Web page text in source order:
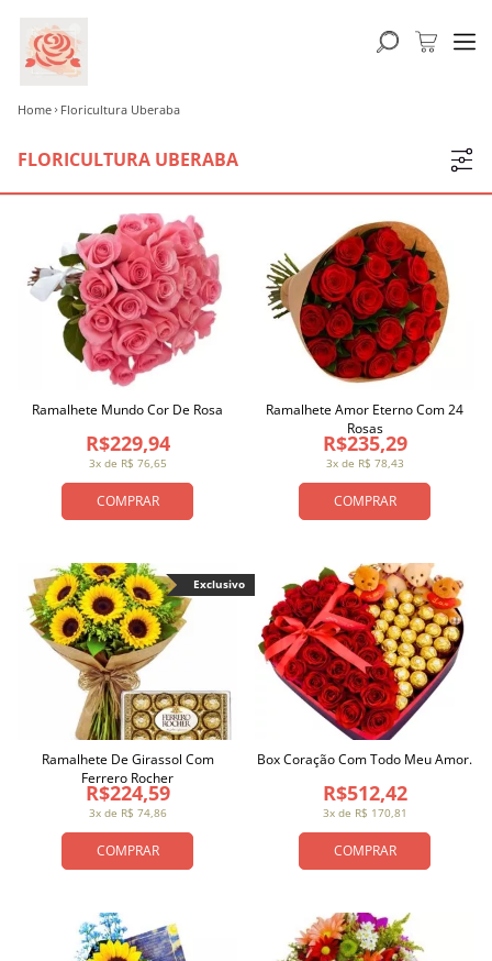
Home Floricultura Uberaba
FLORICULTURA UBERABA
COMPRAR
3x de R$ 76,65
R$229,94
Ramalhete Mundo Cor De Rosa
COMPRAR
3x de R$ 78,43
R$235,29
Ramalhete Amor Eterno Com 24
Rosas
COMPRAR
3x de R$ 74,86
R$224,59
Ramalhete De Girassol Com
Ferrero Rocher
Exclusivo
COMPRAR
3x de R$ 170,81
R$512,42
Box Coração Com Todo Meu Amor.